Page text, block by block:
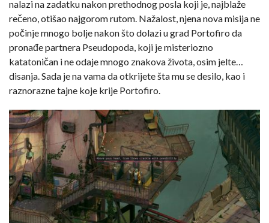
nalazi na zadatku nakon prethodnog posla koji je, najblaže
rečeno, otišao najgorom rutom. Nažalost, njena nova misija ne
počinje mnogo bolje nakon što dolazi u grad Portofiro da
pronađe partnera Pseudopoda, koji je misteriozno
katatoničan i ne odaje mnogo znakova života, osim jelte…
disanja. Sada je na vama da otkrijete šta mu se desilo, kao i
raznorazne tajne koje krije Portofiro.